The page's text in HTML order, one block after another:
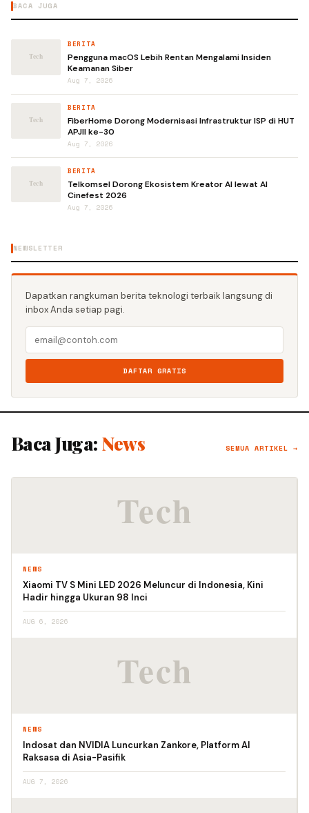
BACA JUGA
BERITA
Pengguna macOS Lebih Rentan Mengalami Insiden
Keamanan Siber
Aug 7, 2026
BERITA
FiberHome Dorong Modernisasi Infrastruktur ISP di HUT
APJII ke-30
Aug 7, 2026
BERITA
Telkomsel Dorong Ekosistem Kreator AI lewat AI
Cinefest 2026
Aug 7, 2026
NEWSLETTER
Dapatkan rangkuman berita teknologi terbaik langsung di
inbox Anda setiap pagi.
DAFTAR GRATIS
Baca Juga: News SEMUA ARTIKEL →
NEWS
Xiaomi TV S Mini LED 2026 Meluncur di Indonesia, Kini
Hadir hingga Ukuran 98 Inci
AUG 6, 2026
NEWS
Indosat dan NVIDIA Luncurkan Zankore, Platform AI
Raksasa di Asia-Pasifik
AUG 7, 2026